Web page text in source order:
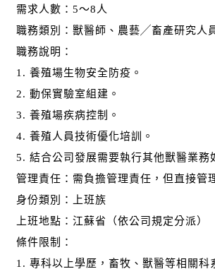
需求人數：5～8人
職務類別：獸醫師、農藝╱畜產研究人
職務說明：
1. 養殖場生物安全防疫。
2. 動保實驗室組建。
3. 養殖場疾病控制。
4. 養殖人員技術優化培訓。
5. 結合公司發展需要執行其他獸醫業務
管理責任：需負擔管理責任，但直接管
身份類別：上班族
上班地點：江蘇省（依公司規定分派）
條件限制：
1. 專科以上學歷，畜牧、獸醫等相關科